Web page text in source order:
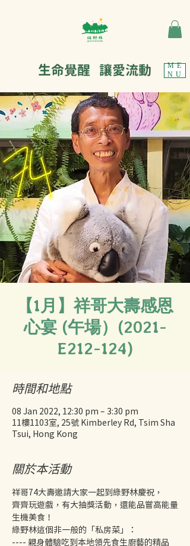
ME
NU
生命覺醒 讓愛流動
【1月】祥哥大壽感恩
心宴 (午場）(2021-
E212-124)
時間和地點
08 Jan 2022, 12:30 pm – 3:30 pm
11樓1103室, 25號 Kimberley Rd, Tsim Sha
Tsui, Hong Kong
關於本活動
祥哥74大壽邀請大家一起到綠野林慶祝，
齊齊玩遊戲，有大抽獎活動，還能品嘗高能量
生機美食！
綠野林這個非一般的「私房菜」：
---- 親身體驗吃到本地領先食生廚藝的精品